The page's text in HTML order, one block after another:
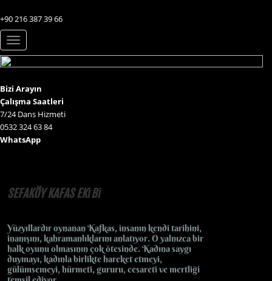
+90 216 387 39 66
Toggle
navigation
Bizi Arayın
Çalışma Saatleri
7/24 Dans Hizmeti
0532 324 63 84
WhatsApp
SEFAKÖY KAFAS EKİBİ
Yüzyıllardır oynanan Kafkas, insanın kendi tarihini,
inanışını, kahramanlıklarını anlatıyor. O yalnızca bir
halk oyunu olmasının çok ötesinde. Kadına saygı
duymayı, kadınla birlikte hareket etmeyi,
gülümsemeyi, hürmeti, gururu, cesareti ve mertliği